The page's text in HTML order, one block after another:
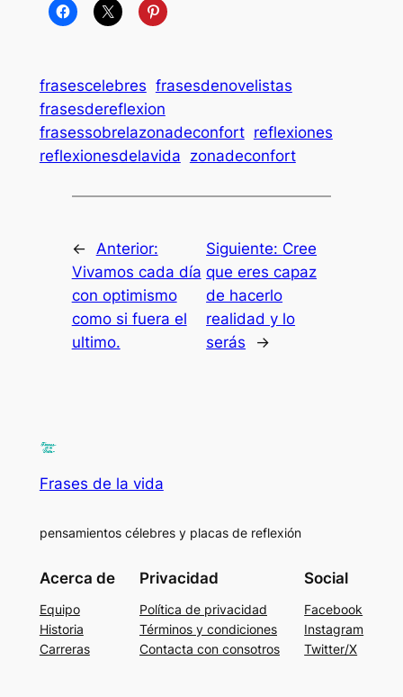
frasescelebres frasesdenovelistas
frasesdereflexion
frasessobrelazonadeconfort reflexiones
reflexionesdelavida zonadeconfort
← Anterior:
Vivamos cada día
con optimismo
como si fuera el
ultimo.
Siguiente: Cree
que eres capaz
de hacerlo
realidad y lo
serás
→
Frases de la vida
pensamientos célebres y placas de reflexión
Acerca de
Equipo
Historia
Carreras
Privacidad
Política de privacidad
Términos y condiciones
Contacta con consotros
Social
Facebook
Instagram
Twitter/X